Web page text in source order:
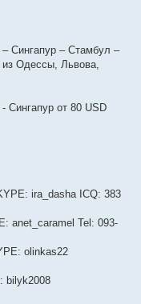
Сингапур – Стамбул –
Одессы, Львова,
Сингапур от 80 USD
ira_dasha ICQ: 383
anet_caramel Tel: 093-
olinkas22
bilyk2008